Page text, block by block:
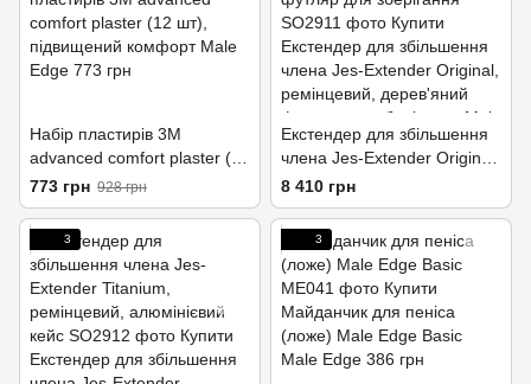
Набір пластирів 3M
advanced comfort plaster (12
шт), підвищений комфорт
773 грн 928 грн
Екстендер для збільшення
члена Jes-Extender Original,
ремінцевий, дерев'яний
футляр для зберігання
8 410 грн
3 3